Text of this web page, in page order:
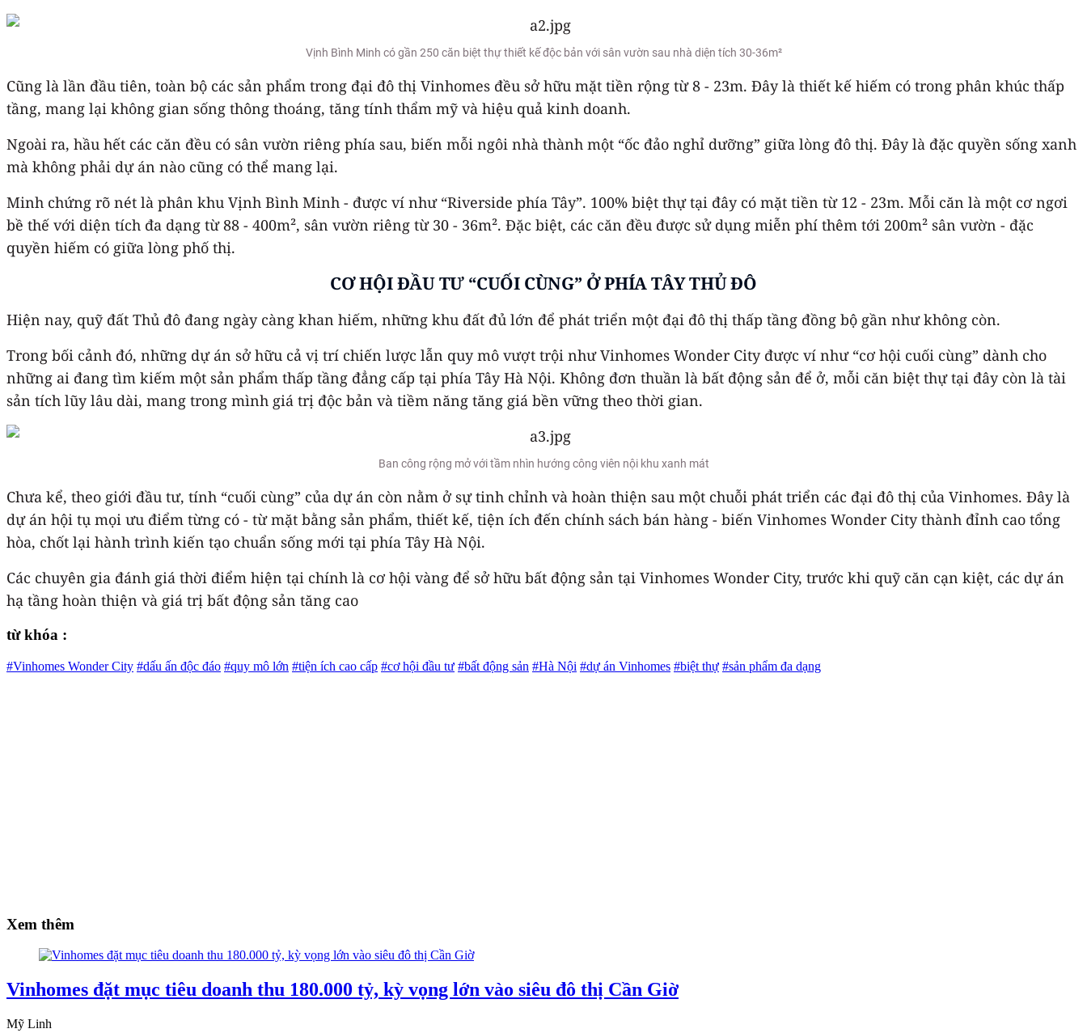
Vịnh Bình Minh có gần 250 căn biệt thự thiết kế độc bản với sân vườn sau nhà diện tích 30-36m²
Cũng là lần đầu tiên, toàn bộ các sản phẩm trong đại đô thị Vinhomes đều sở hữu mặt tiền rộng từ 8 - 23m. Đây là thiết kế hiếm có trong phân khúc thấp
tầng, mang lại không gian sống thông thoáng, tăng tính thẩm mỹ và hiệu quả kinh doanh.
Ngoài ra, hầu hết các căn đều có sân vườn riêng phía sau, biến mỗi ngôi nhà thành một “ốc đảo nghỉ dưỡng” giữa lòng đô thị. Đây là đặc quyền sống xanh
mà không phải dự án nào cũng có thể mang lại.
Minh chứng rõ nét là phân khu Vịnh Bình Minh - được ví như “Riverside phía Tây”. 100% biệt thự tại đây có mặt tiền từ 12 - 23m. Mỗi căn là một cơ ngơi
bề thế với diện tích đa dạng từ 88 - 400m², sân vườn riêng từ 30 - 36m². Đặc biệt, các căn đều được sử dụng miễn phí thêm tới 200m² sân vườn - đặc
quyền hiếm có giữa lòng phố thị.
CƠ HỘI ĐẦU TƯ “CUỐI CÙNG” Ở PHÍA TÂY THỦ ĐÔ
Hiện nay, quỹ đất Thủ đô đang ngày càng khan hiếm, những khu đất đủ lớn để phát triển một đại đô thị thấp tầng đồng bộ gần như không còn.
Trong bối cảnh đó, những dự án sở hữu cả vị trí chiến lược lẫn quy mô vượt trội như Vinhomes Wonder City được ví như “cơ hội cuối cùng” dành cho
những ai đang tìm kiếm một sản phẩm thấp tầng đẳng cấp tại phía Tây Hà Nội. Không đơn thuần là bất động sản để ở, mỗi căn biệt thự tại đây còn là tài
sản tích lũy lâu dài, mang trong mình giá trị độc bản và tiềm năng tăng giá bền vững theo thời gian.
Ban công rộng mở với tầm nhìn hướng công viên nội khu xanh mát
Chưa kể, theo giới đầu tư, tính “cuối cùng” của dự án còn nằm ở sự tinh chỉnh và hoàn thiện sau một chuỗi phát triển các đại đô thị của Vinhomes. Đây là
dự án hội tụ mọi ưu điểm từng có - từ mặt bằng sản phẩm, thiết kế, tiện ích đến chính sách bán hàng - biến Vinhomes Wonder City thành đỉnh cao tổng
hòa, chốt lại hành trình kiến tạo chuẩn sống mới tại phía Tây Hà Nội.
Các chuyên gia đánh giá thời điểm hiện tại chính là cơ hội vàng để sở hữu bất động sản tại Vinhomes Wonder City, trước khi quỹ căn cạn kiệt, các dự án
hạ tầng hoàn thiện và giá trị bất động sản tăng cao
từ khóa :
#Vinhomes Wonder City #dấu ấn độc đáo #quy mô lớn #tiện ích cao cấp #cơ hội đầu tư #bất động sản #Hà Nội #dự án Vinhomes #biệt thự #sản phẩm đa dạng
Xem thêm
Vinhomes đặt mục tiêu doanh thu 180.000 tỷ, kỳ vọng lớn vào siêu đô thị Cần Giờ
Mỹ Linh